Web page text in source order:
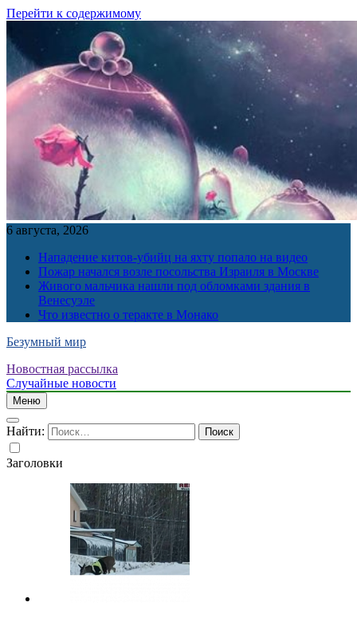
Перейти к содержимому
6 августа, 2026
Нападение китов-убийц на яхту попало на видео
Пожар начался возле посольства Израиля в Москве
Живого мальчика нашли под обломками здания в
Венесуэле
Что известно о теракте в Монако
Безумный мир
Новостная рассылка
Случайные новости
Меню
Найти:
Заголовки